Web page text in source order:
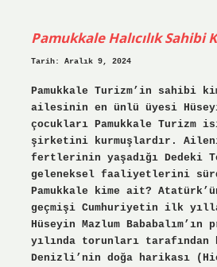
Pamukkale Halıcılık Sahibi
Tarih: Aralık 9, 2024
Pamukkale Turizm’in sahibi
ailesinin en ünlü üyesi
çocukları Pamukkale Turizm
şirketini kurmuşlardır.
fertlerinin yaşadığı Dedeki
geleneksel faaliyetlerini
Pamukkale kime ait?
geçmişi Cumhuriyetin ilk
Hüseyin Mazlum
yılında torunları
Denizli’nin doğa harikası